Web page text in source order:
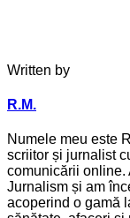
Written by
R.M.
Numele meu este
scriitor și jurnalist
comunicării online.
Jurnalism și am
acoperind o gamă